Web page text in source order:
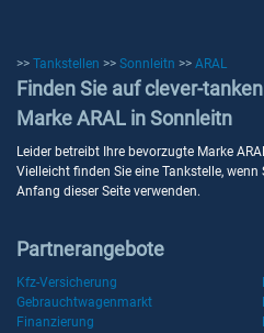
>> Tankstellen >> Sonnleitn >> ARAL
Finden Sie auf clever-
Marke ARAL in Sonnleitn
Leider betreibt Ihre bevorzugte Marke
Vielleicht finden Sie eine Tankstelle,
Anfang dieser Seite verwenden.
Partnerangebote
Kfz-Versicherung
Gebrauchtwagenmarkt
Finanzierung